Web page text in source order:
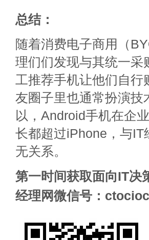
总结：
随着消费电子商用（
理们们发现与其统一采
工推荐手机让他们自行
友圈子里也通常扮演技
以，Android手机在企
长都超过iPhone，与
无关系。
第一时间获取面向IT决
经理网微信号：